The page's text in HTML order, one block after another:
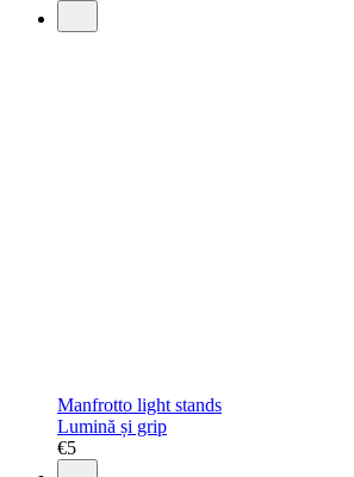
Manfrotto light stands
Lumină și grip
€5